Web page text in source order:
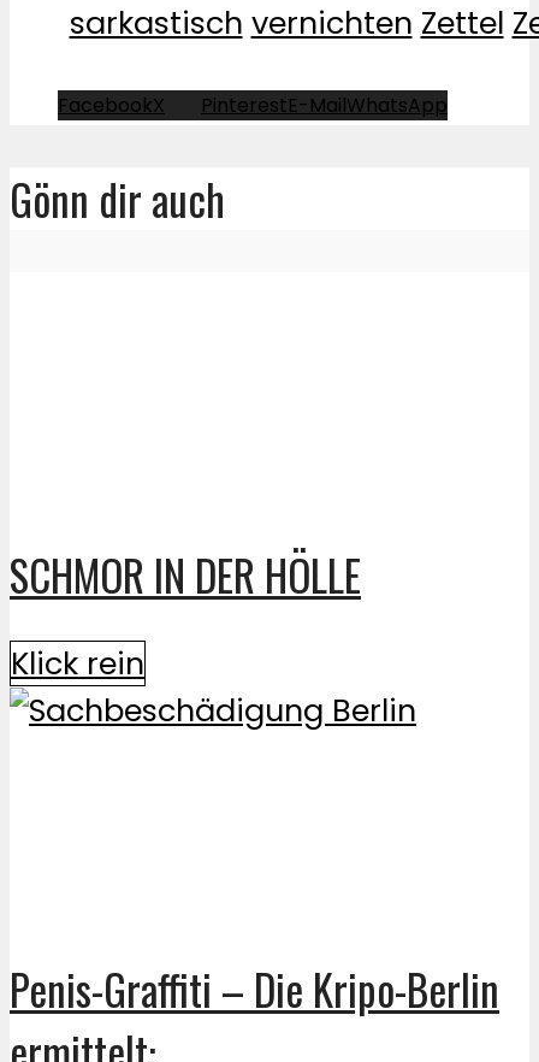
sarkastisch vernichten Zettel
FacebookX PinterestE-MailWhatsApp
Gönn dir auch
SCHMOR IN DER HÖLLE
Klick rein
Penis-Graffiti – Die Kripo-Berlin